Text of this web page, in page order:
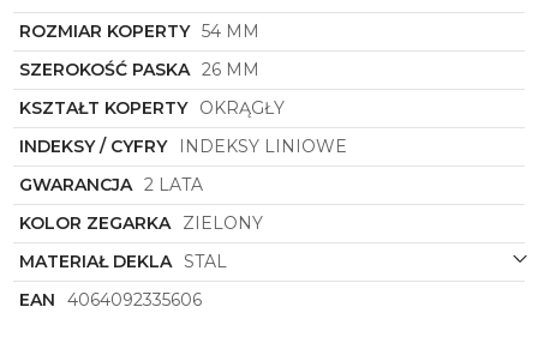
ROZMIAR KOPERTY 54 MM
SZEROKOŚĆ PASKA 26 MM
KSZTAŁT KOPERTY OKRĄGŁY
INDEKSY / CYFRY
INDEKSY LINIOWE
GWARANCJA 2 LATA
KOLOR ZEGARKA ZIELONY
MATERIAŁ DEKLA STAL
EAN
4064092335606